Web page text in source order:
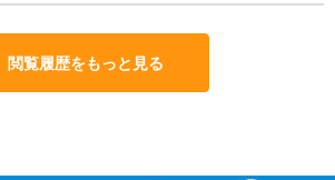
閲覧履歴をもっと見る